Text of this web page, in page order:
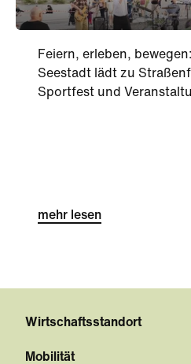
Feiern, erleben,
Seestadt lädt zu
Sportfest und
mehr lesen
Wirtschaftsstandort
Mobilität